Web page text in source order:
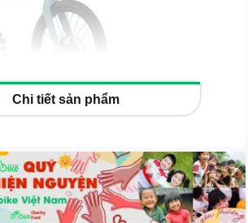
Người có chiều cao từ 1m55-2m
Chi tiết sản phẩm